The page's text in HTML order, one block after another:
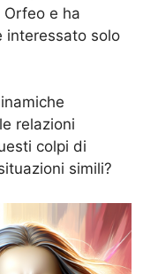
e ha
interessato solo
relazioni
colpi di
simili?